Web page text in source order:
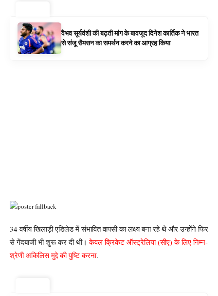
वैभव सूर्यवंशी की बढ़ती मांग के बावजूद दिनेश कार्तिक ने भारत
से संजू सैमसन का समर्थन करने का आग्रह किया
34 वर्षीय खिलाड़ी एडिलेड में संभावित वापसी का लक्ष्य बना रहे थे और उन्होंने फिर
से गेंदबाजी भी शुरू कर दी थी।केवल क्रिकेट ऑस्ट्रेलिया (सीए) के लिए निम्न-
श्रेणी अकिलिस मुद्दे की पुष्टि करना.